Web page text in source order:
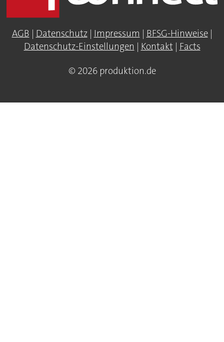
AGB | Datenschutz| Impressum | BFSG-Hinweise|
Datenschutz-Einstellungen | Kontakt| Facts
© 2026 produktion.de